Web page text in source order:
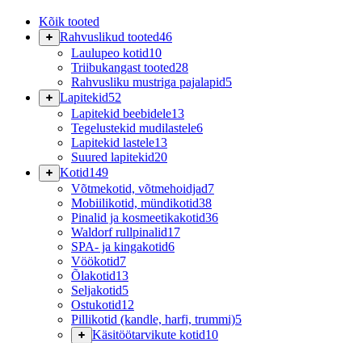
Kõik tooted
Rahvuslikud tooted46
Laulupeo kotid10
Triibukangast tooted28
Rahvusliku mustriga pajalapid5
Lapitekid52
Lapitekid beebidele13
Tegelustekid mudilastele6
Lapitekid lastele13
Suured lapitekid20
Kotid149
Võtmekotid, võtmehoidjad7
Mobiilikotid, mündikotid38
Pinalid ja kosmeetikakotid36
Waldorf rullpinalid17
SPA- ja kingakotid6
Vöökotid7
Õlakotid13
Seljakotid5
Ostukotid12
Pillikotid (kandle, harfi, trummi)5
Käsitöötarvikute kotid10